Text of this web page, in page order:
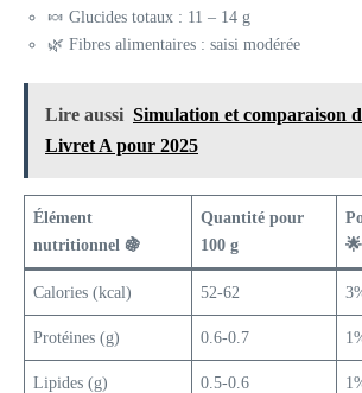
🍬 Glucides totaux : 11 – 14 g
🌿 Fibres alimentaires : saisi modérée
Lire aussi Simulation et comparaison
Livret A pour 2025
Élément
nutritionnel 🍇
Quantité pour
100 g
🌟
Calories (kcal) 52-62
Protéines (g) 0.6-0.7
Lipides (g) 0.5-0.6